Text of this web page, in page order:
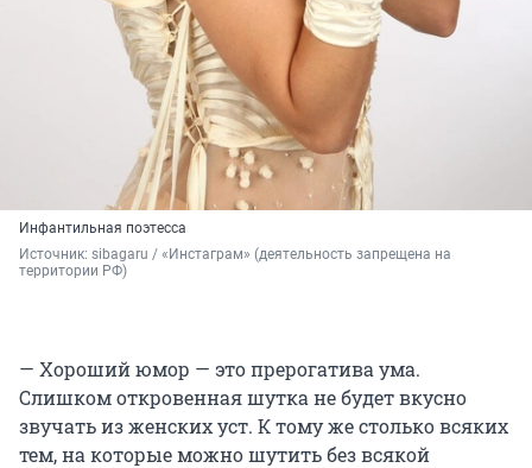
Инфантильная поэтесса
Источник: sibagaru / «Инстаграм» (деятельность запрещена на
территории РФ)
— Хороший юмор — это прерогатива ума.
Слишком откровенная шутка не будет вкусно
звучать из женских уст. К тому же столько всяких
тем, на которые можно шутить без всякой